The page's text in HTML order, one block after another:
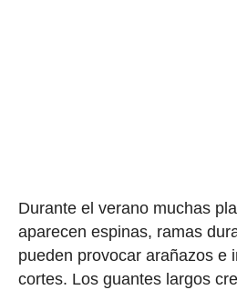
Durante el verano muchas
aparecen espinas, ramas
pueden provocar arañazos e
cortes. Los guantes largos